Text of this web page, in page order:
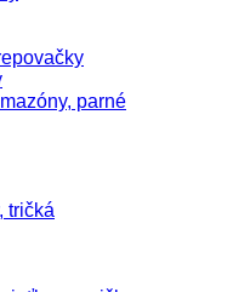
parné
tričká